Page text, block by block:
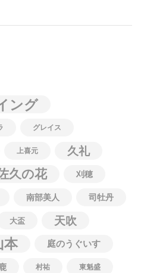
ング
グレイス
上喜元
久礼
久の花 刈穂
南部美人 司牡丹
大盃 天吹
本 庭のうぐいす
村祐 東魁盛